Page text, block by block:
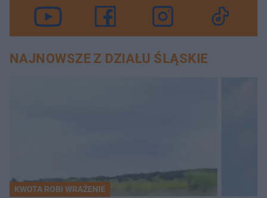
NAJNOWSZE Z DZIAŁU ŚLĄSKIE
KWOTA ROBI WRAŻENIE